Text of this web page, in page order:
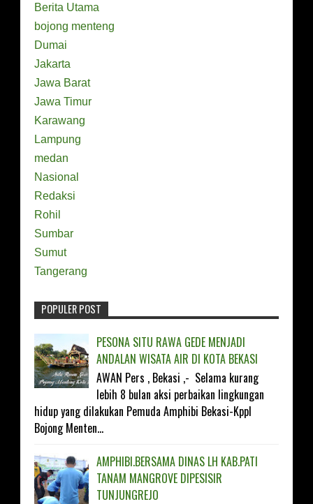
Berita Utama
bojong menteng
Dumai
Jakarta
Jawa Barat
Jawa Timur
Karawang
Lampung
medan
Nasional
Redaksi
Rohil
Sumbar
Sumut
Tangerang
LIKE ON FACEBOOK
SUBSCRIBE ON YOUTUBE
FOLLOW ON INSTAGRAM
POPULER POST
PESONA SITU RAWA GEDE MENJADI
ANDALAN WISATA AIR DI KOTA BEKASI
AWAN Pers , Bekasi ,- Selama kurang
lebih 8 bulan aksi perbaikan lingkungan
hidup yang dilakukan Pemuda Amphibi Bekasi-Kppl
Bojong Menten...
AMPHIBI.BERSAMA DINAS LH KAB.PATI
TANAM MANGROVE DIPESISIR
TUNJUNGREJO